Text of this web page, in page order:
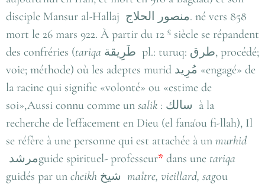
disciple Mansur al-Hallaj منصور الحلاج. né vers 858
mort le 26 mars 922. À partir du 12 e siècle se répandent
des confréries (tariqa طَرِيقة pl.: turuq: طرق, procédé;
voie; méthode) où les adeptes murid مُرِيد «engagé» de
la racine qui signifie «volonté» ou «estime de
soi»,Aussi connu comme un salik : سالك à la
recherche de l'effacement en Dieu (el fana'ou fi-llah), Il
se réfère à une personne qui est attachée à un murhid
مرشدguide spirituel- professeur* dans une tariqa
guidés par un cheikh شيخ maître, vieillard, sagou